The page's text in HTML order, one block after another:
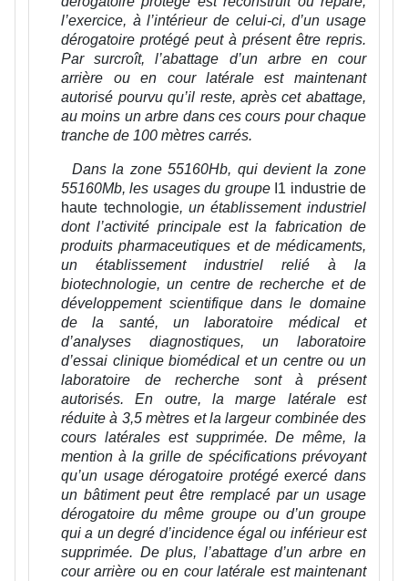
l’exercice, à l’intérieur de celui-ci, d’un usage
dérogatoire protégé peut à présent être repris.
Par surcroît, l’abattage d’un arbre en cour
arrière ou en cour latérale est maintenant
autorisé pourvu qu’il reste, après cet abattage,
au moins un arbre dans ces cours pour chaque
tranche de 100 mètres carrés.
Dans la zone 55160Hb, qui devient la zone
55160Mb, les usages du groupe I1 industrie de
haute technologie, un établissement industriel
dont l’activité principale est la fabrication de
produits pharmaceutiques et de médicaments,
un établissement industriel relié à la
biotechnologie, un centre de recherche et de
développement scientifique dans le domaine
de la santé, un laboratoire médical et
d’analyses diagnostiques, un laboratoire
d’essai clinique biomédical et un centre ou un
laboratoire de recherche sont à présent
autorisés. En outre, la marge latérale est
réduite à 3,5 mètres et la largeur combinée des
cours latérales est supprimée. De même, la
mention à la grille de spécifications prévoyant
qu’un usage dérogatoire protégé exercé dans
un bâtiment peut être remplacé par un usage
dérogatoire du même groupe ou d’un groupe
qui a un degré d’incidence égal ou inférieur est
supprimée. De plus, l’abattage d’un arbre en
cour arrière ou en cour latérale est maintenant